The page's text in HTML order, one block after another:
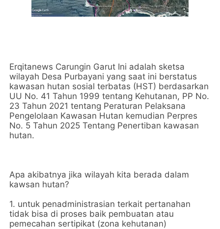
Erqitanews Carungin Garut Ini adalah sketsa
wilayah Desa Purbayani yang saat ini berstatus
kawasan hutan sosial terbatas (HST) berdasarkan
UU No. 41 Tahun 1999 tentang Kehutanan, PP No.
23 Tahun 2021 tentang Peraturan Pelaksana
Pengelolaan Kawasan Hutan kemudian Perpres
No. 5 Tahun 2025 Tentang Penertiban kawasan
hutan.
Apa akibatnya jika wilayah kita berada dalam
kawsan hutan?
1. untuk penadministrasian terkait pertanahan
tidak bisa di proses baik pembuatan atau
pemecahan sertipikat (zona kehutanan)